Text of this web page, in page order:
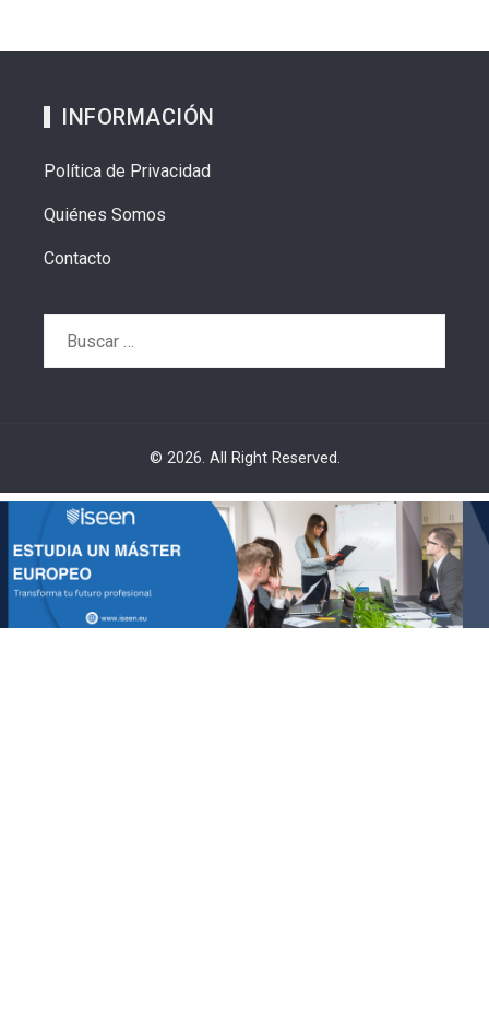
INFORMACIÓN
Política de Privacidad
Quiénes Somos
Contacto
© 2026. All Right Reserved.